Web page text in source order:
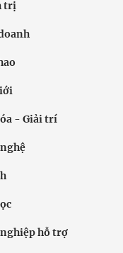
trị
- Giải trí
hỗ trợ